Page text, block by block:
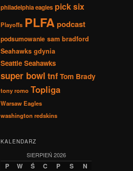
philadelphia eagles pick six
Playoffs PLFApodcast
podsumowanie sam bradford
Seahawks gdynia
Seattle Seahawks
super bowl tnf Tom Brady
tony romo Topliga
Warsaw Eagles
washington redskins
KALENDARZ
SIERPIEŃ 2026
P W Ś C P S N